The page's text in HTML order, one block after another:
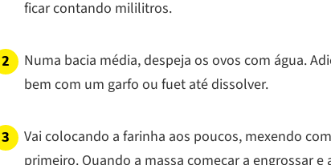
ficar contando mililitros.
Numa bacia média, despeja os ovos com água.
bem com um garfo ou fuet até dissolver.
Vai colocando a farinha aos poucos, mexendo
primeiro. Quando a massa começar a engrossar e